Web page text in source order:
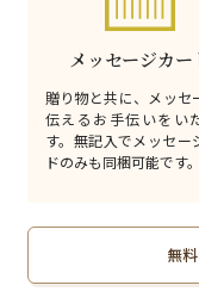
メッセージカー
贈り物と共に、メッセ
伝えるお手伝いをい
す。無記入でメッセー
ドのみも同梱可能です。
無